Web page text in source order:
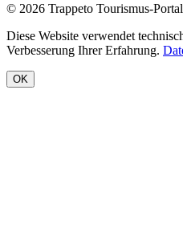
© 2026 Trappeto Tourismus-
Diese Website verwendet
Verbesserung Ihrer Erfahrung.
OK